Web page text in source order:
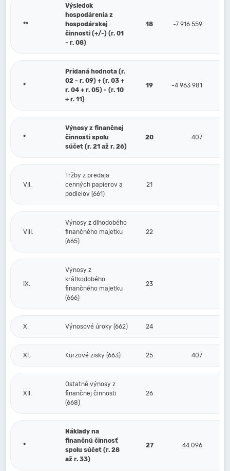
**
Výsledok
hospodárenia z
hospodárskej
činnosti (+/-) (r. 01
- r. 08)
18 -7 916 559
*
Pridaná hodnota (r.
02 - r. 09) + (r. 03 +
r. 04 + r. 05) - (r. 10
+ r. 11)
19 -4 963 981
*
Výnosy z finančnej
činnosti spolu
súčet (r. 21 až r. 26)
20 407
VII.
Tržby z predaja
cenných papierov a
podielov (661)
21
VIII.
Výnosy z dlhodobého
finančného majetku
(665)
22
IX.
Výnosy z
krátkodobého
finančného majetku
(666)
23
X. Výnosové úroky (662) 24
XI. Kurzové zisky (663) 25 407
XII.
Ostatné výnosy z
finančnej činnosti
(668)
26
*
Náklady na
finančnú činnosť
spolu súčet (r. 28
až r. 33)
27 44 096